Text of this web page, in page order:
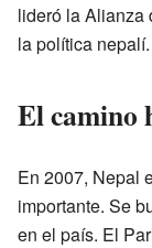
lideró la Alianza
la política nepalí.
El camino
En 2007, Nepal
importante. Se
en el país. El